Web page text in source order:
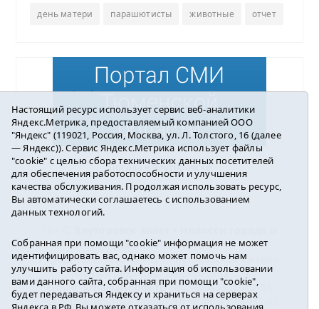
день матери парашютисты животные отчет
Погода в Ялуторовске
района2016-2023
Учредитель: АНО «ИИЦ « Ялуторовская жизнь».
Главный редактор: Вешкурцева С.П.
E-mail:yznaet@inbox.ruТел.: 8(34535)2-02-51
Регистрационный номер ЭЛ № ФС 77-64937 от
Настоящий ресурс использует сервис веб-аналитики
Яндекс.Метрика, предоставляемый компанией ООО
"Яндекс" (119021, Россия, Москва, ул. Л. Толстого, 16 (далее
— Яндекс)). Сервис Яндекс.Метрика использует файлы
"cookie" с целью сбора технических данных посетителей
для обеспечения работоспособности и улучшения
качества обслуживания. Продолжая использовать ресурс,
Вы автоматически соглашаетесь с использованием
данных технологий.
Собранная при помощи "cookie" информация не может
идентифицировать вас, однако может помочь нам
улучшить работу сайта. Информация об использовании
вами данного сайта, собранная при помощи "cookie",
будет передаваться Яндексу и храниться на серверах